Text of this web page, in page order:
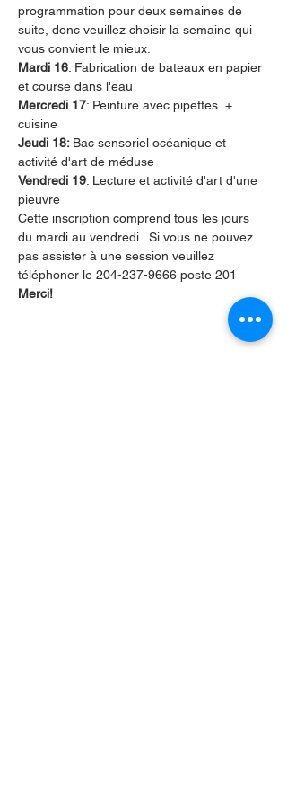
programmation pour deux semaines de
suite, donc veuillez choisir la semaine qui
vous convient le mieux.
Mardi 16: Fabrication de bateaux en papier
et course dans l'eau
Mercredi 17: Peinture avec pipettes  +
cuisine
Jeudi 18: Bac sensoriel océanique et
activité d'art de méduse
Vendredi 19: Lecture et activité d'art d'une
pieuvre
Cette inscription comprend tous les jours
du mardi au vendredi.  Si vous ne pouvez
pas assister à une session veuillez
téléphoner le 204-237-9666 poste 201
Merci!